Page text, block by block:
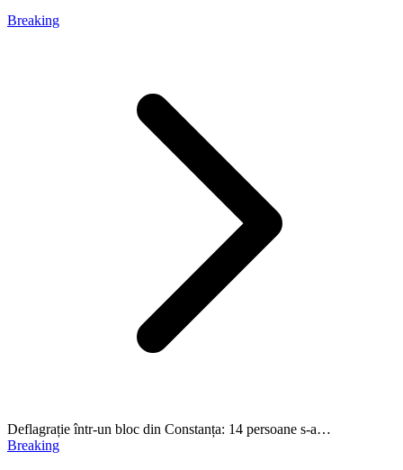
Breaking
Deflagrație într-un bloc din Constanța: 14 persoane s-a…
Breaking